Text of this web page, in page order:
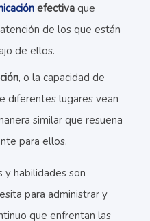
efectiva que
de los que están
de ellos.
, o la capacidad de
diferentes lugares vean
similar que resuena
para ellos.
habilidades son
para administrar y
que enfrentan las